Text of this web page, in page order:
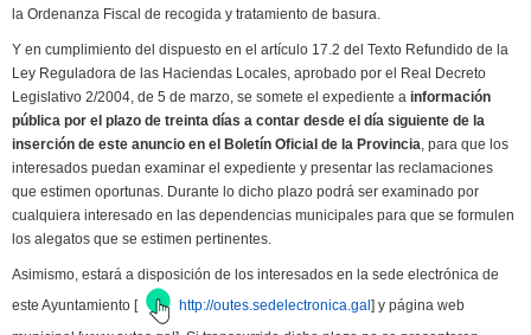
la Ordenanza Fiscal de recogida y tratamiento de basura.
Y en cumplimiento del dispuesto en el artículo 17.2 del Texto Refundido de la
Ley Reguladora de las Haciendas Locales, aprobado por el Real Decreto
Legislativo 2/2004, de 5 de marzo, se somete el expediente a información
pública por el plazo de treinta días a contar desde el día siguiente de la
inserción de este anuncio en el Boletín Oficial de la Provincia, para que los
interesados puedan examinar el expediente y presentar las reclamaciones
que estimen oportunas. Durante lo dicho plazo podrá ser examinado por
cualquiera interesado en las dependencias municipales para que se formulen
los alegatos que se estimen pertinentes.
Asimismo, estará a disposición de los interesados en la sede electrónica de
este Ayuntamiento [
http://outes.sedelectronica.gal] y página web